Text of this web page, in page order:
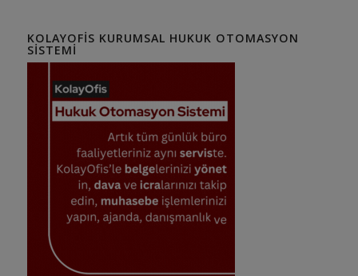
KOLAYOFIS KURUMSAL HUKUK OTOMASYON
SISTEMI